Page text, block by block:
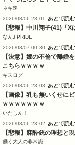
ネギ速
2026/08/06 23:01
あとで読む
【悲報】中川翔子(41)「
なんJ PRIDE
2026/08/07 00:30
あとで読む
【決意】嫁の不倫で離婚
こちらｗｗｗｗ
キスログ
2026/08/06 23:03
あとで読む
【画像】乳も無いくせに
ｗｗｗｗｗｗｗ
いたしん！
2026/08/06 23:02
あとで読む
【悲報】麻酔銃の理想と
働く大人の非常識